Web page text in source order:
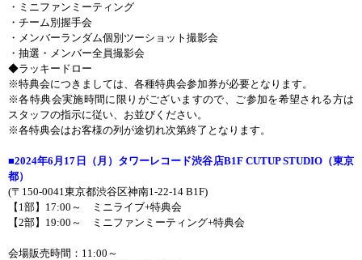
・ミニファンミーティング
・チーム別握手会
・メンバーランダム個別ツーショット撮影会
・抽選・メンバー全員撮影会
◆ラッキードロー
※特典会につきましては、各種特典会参加券が必要となります。
※各特典会実施時間に限りがございますので、ご参加を希望される方は
スタッフの指示に従い、お並びください。
※各特典会はお客様の列が途切れ次第終了となります。
■2024年6月 17 日（月）タワーレコード渋谷店B1F CUTUP STUDIO（東京
都）
(〒 150-0041東京都渋谷区神南1-22-14 B1F)
【 1部】 17:00 ～ ミニライブ+特典会
【2部】 19:00 ～ ミニファンミーティング+特典会
会場販売時間： 11:00 ～